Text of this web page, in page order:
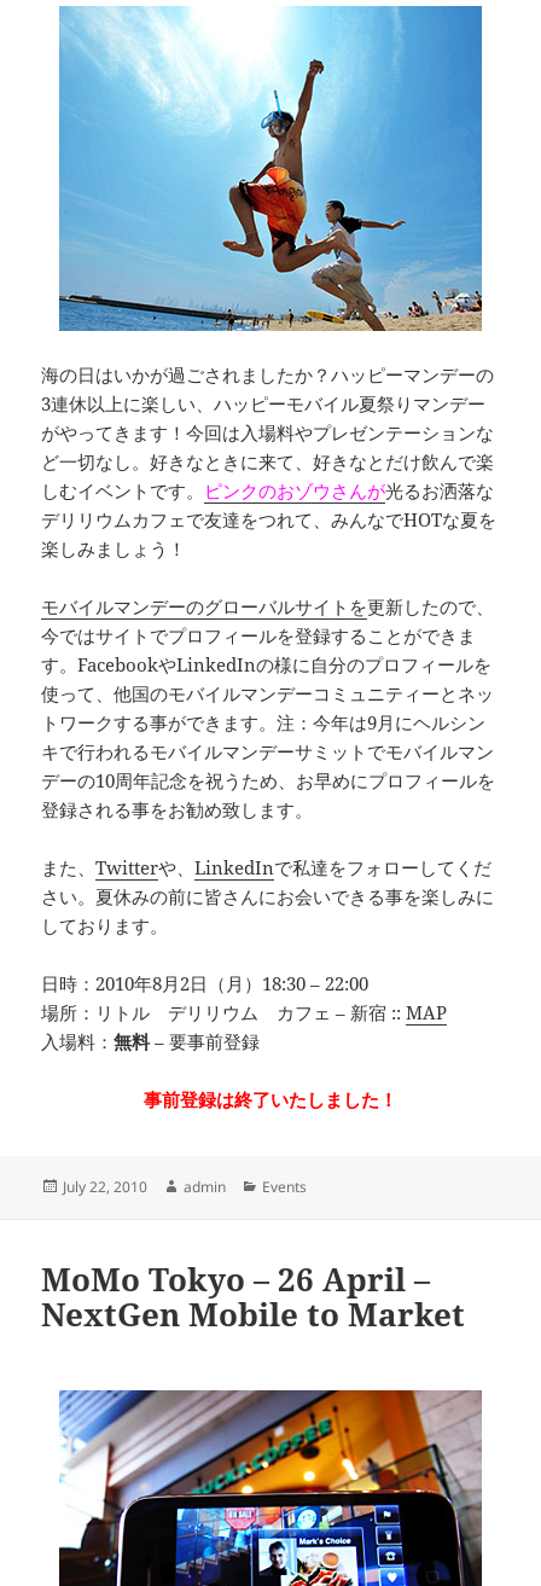
海の日はいかが過ごされましたか？ハッピーマンデーの
3連休以上に楽しい、ハッピーモバイル夏祭りマンデー
がやってきます！今回は入場料やプレゼンテーションな
ど一切なし。好きなときに来て、好きなとだけ飲んで楽
しむイベントです。 ピンクのおゾウさんが光るお洒落な
デリリウムカフェで友達をつれて、みんなでHOTな夏を
楽しみましょう！
モバイルマンデーのグローバルサイトを更新したので、
今ではサイトでプロフィールを登録することができま
す。FacebookやLinkedInの様に自分のプロフィールを
使って、他国のモバイルマンデーコミュニティーとネッ
トワークする事ができます。注：今年は9月にヘルシン
キで行われるモバイルマンデーサミットでモバイルマン
デーの10周年記念を祝うため、お早めにプロフィールを
登録される事をお勧め致します。
また、Twitterや、LinkedInで私達をフォローしてくだ
さい。夏休みの前に皆さんにお会いできる事を楽しみに
しております。
日時：2010年8月2日（月）18:30 – 22:00
場所：リトル デリリウム カフェ – 新宿 ::MAP
入場料：無料 – 要事前登録
事前登録は終了いたしました！
Posted
July 22, 2010 Author
admin Categories
Events
MoMo Tokyo – 26 April –
NextGen Mobile to Market